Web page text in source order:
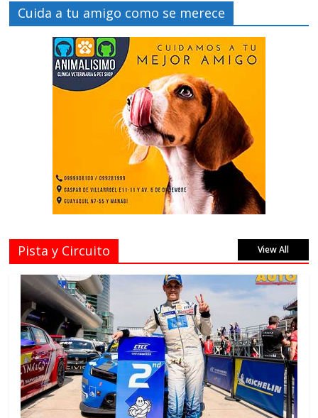
Cuida a tu amigo como se merece
Pista y Circuito View All